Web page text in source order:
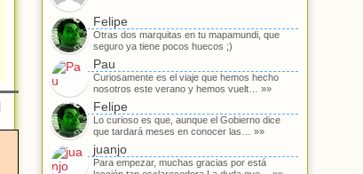
Felipe
Otras dos marquitas en tu mapamundi, que
seguro ya tiene pocos huecos ;)
Pau
Curiosamente es el viaje que hemos hecho
nosotros este verano y hemos vuelt… »»
Felipe
Lo curioso es que, aunque el Gobierno dice
que tardará meses en conocer las… »»
juanjo
Para empezar, muchas gracias por está